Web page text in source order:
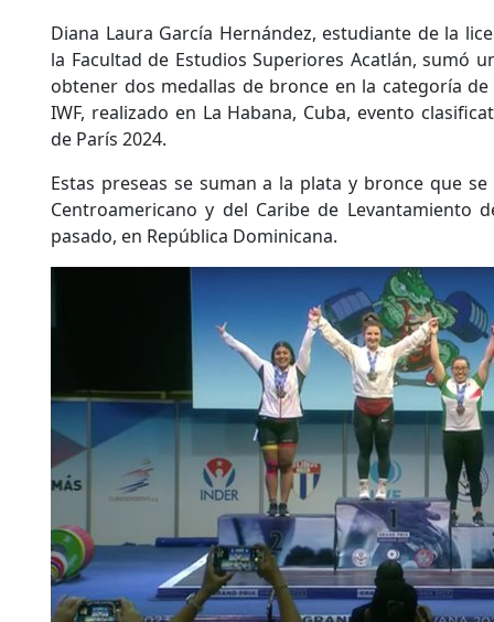
Diana Laura García Hernández, estudiante de la
la Facultad de Estudios Superiores Acatlán, sumó
obtener dos medallas de bronce en la categoría
IWF, realizado en La Habana, Cuba, evento
de París 2024.
Estas preseas se suman a la plata y bronce que
Centroamericano y del Caribe de Levantamiento
pasado, en República Dominicana.